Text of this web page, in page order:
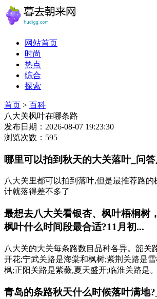
网站首页
时尚
热点
综合
探索
首页 > 百科
八大关枫叶在哪条路
发布日期：2026-08-07 19:23:30
浏览次数：595
哪里可以拍到秋天的大关落叶_问
八大关里都可以拍到落叶,但是最推荐路
计就落得差不多了
最想去八大关看银杏、枫叶梧桐树
枫叶什么时间段最合适?11月初...
八大关的大关每条路数目品种各异。韶关
开花;宁武关路是海棠和枫树;紫荆关路是
枫;正阳关路是紫薇,夏天盛开;临淮关路是。
青岛的条路秋天什么时候落叶满地